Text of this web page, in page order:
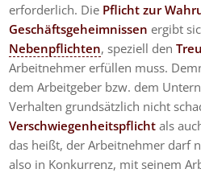
erforderlich. Die Pflicht zur
Geschäftsgeheimnissen ergibt
Nebenpflichten, speziell den
Arbeitnehmer erfüllen muss.
dem Arbeitgeber bzw. dem
Verhalten grundsätzlich nicht
Verschwiegenheitspflichtals
das heißt, der Arbeitnehmer darf
also in Konkurrenz, mit seinem